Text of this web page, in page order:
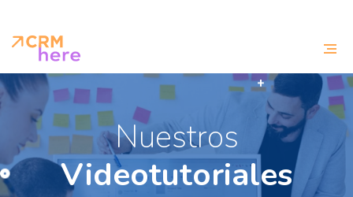
Nuestros
Videotutoriales